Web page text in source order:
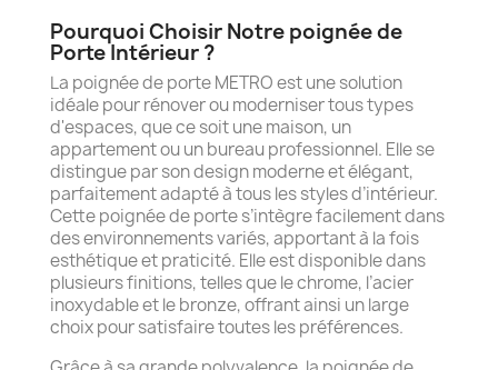
Pourquoi Choisir Notre poignée de
Porte Intérieur ?
La poignée de porte METRO est une solution
idéale pour rénover ou moderniser tous types
d'espaces, que ce soit une maison, un
appartement ou un bureau professionnel. Elle se
distingue par son design moderne et élégant,
parfaitement adapté à tous les styles d’intérieur.
Cette poignée de porte s’intègre facilement dans
des environnements variés, apportant à la fois
esthétique et praticité. Elle est disponible dans
plusieurs finitions, telles que le chrome, l’acier
inoxydable et le bronze, offrant ainsi un large
choix pour satisfaire toutes les préférences.